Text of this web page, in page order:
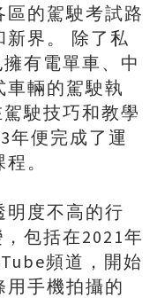
的駕駛考試路
界。 除了私
有電單車、中
輛的駕駛執
駛技巧和教學
年便完成了運
。
明度不高的行
包括在2021年
頻道，開始
手機拍攝的